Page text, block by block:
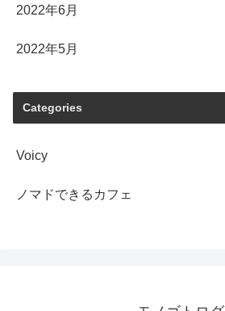
2022年6月
2022年5月
Categories
Voicy
ノマドできるカフェ